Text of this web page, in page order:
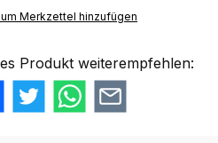
Merkzettel hinzufügen
Produkt weiterempfehlen: